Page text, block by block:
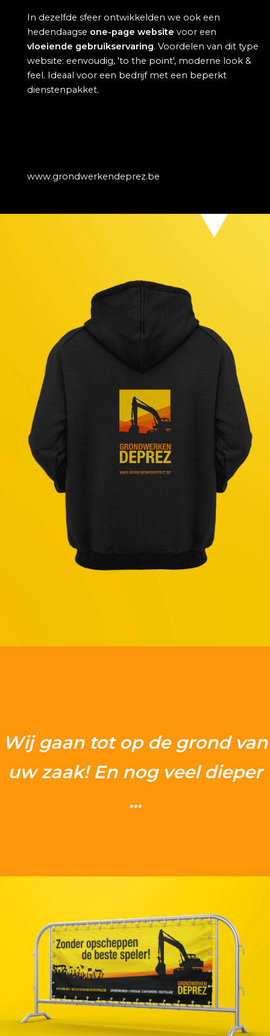
Referenties
Klanten
Wat
doen
Blog
In dezelfde sfeer ontwikkelden we ook een
hedendaagse one-page website voor een
vloeiende gebruikservaring. Voordelen van dit type
website: eenvoudig, 'to the point', moderne look &
feel. Ideaal voor een bedrijf met een beperkt
dienstenpakket.
www.grondwerkendeprez.be
Wij gaan tot op de grond van
uw zaak! En nog veel dieper
...